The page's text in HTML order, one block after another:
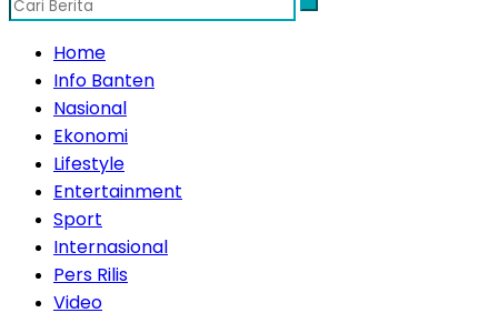
Home
Info Banten
Nasional
Ekonomi
Lifestyle
Entertainment
Sport
Internasional
Pers Rilis
Video